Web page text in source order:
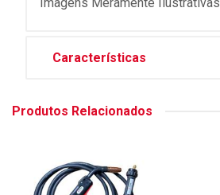
Características
Produtos Relacionados